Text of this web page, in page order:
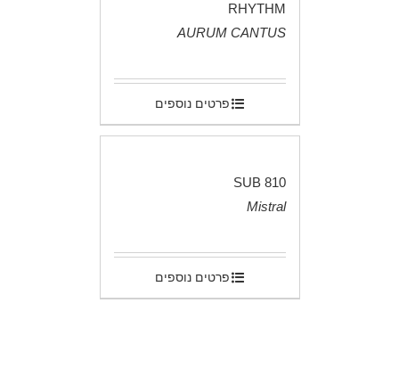
RHYTHM
AURUM CANTUS
פרטים נוספים
SUB 810
Mistral
פרטים נוספים